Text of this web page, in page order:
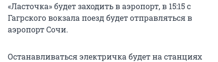
«Ласточка» будет заходить в аэропорт, в 15:15 с
Гагрского вокзала поезд будет отправляться в
аэропорт Сочи.
Останавливаться электричка будет на станциях